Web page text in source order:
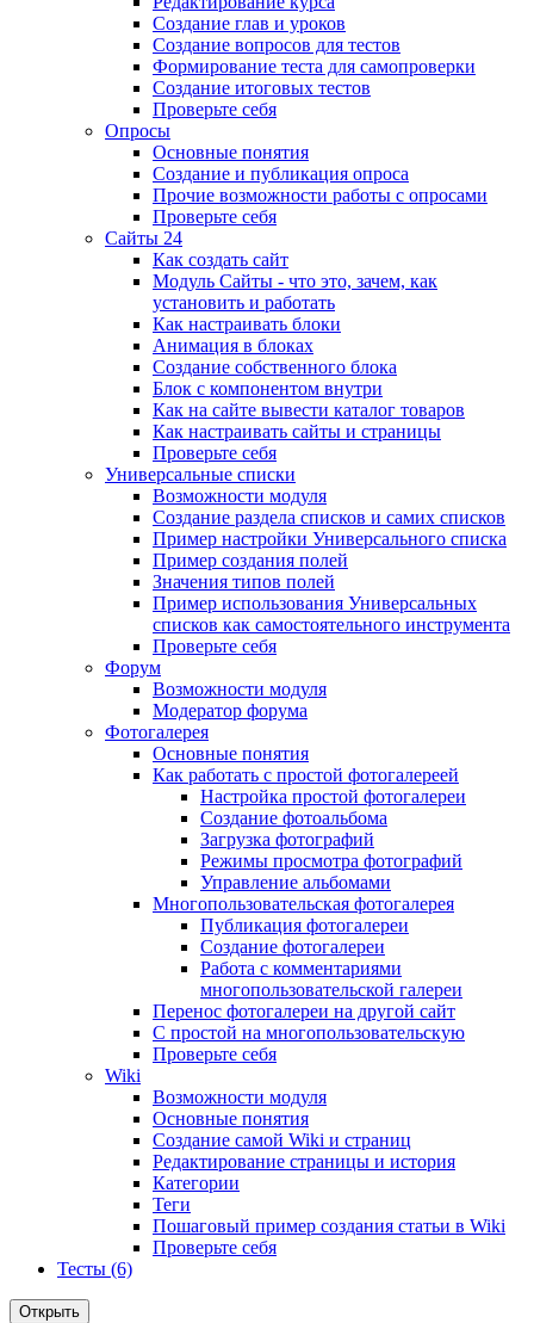
Создание глав и уроков
Создание вопросов для тестов
Формирование теста для самопроверки
Создание итоговых тестов
Проверьте себя
Опросы
Основные понятия
Создание и публикация опроса
Прочие возможности работы с опросами
Проверьте себя
Сайты 24
Как создать сайт
Модуль Сайты - что это, зачем, как
установить и работать
Как настраивать блоки
Анимация в блоках
Создание собственного блока
Блок с компонентом внутри
Как на сайте вывести каталог товаров
Как настраивать сайты и страницы
Проверьте себя
Универсальные списки
Возможности модуля
Создание раздела списков и самих списков
Пример настройки Универсального списка
Пример создания полей
Значения типов полей
Пример использования Универсальных
списков как самостоятельного инструмента
Проверьте себя
Форум
Возможности модуля
Модератор форума
Фотогалерея
Основные понятия
Как работать с простой фотогалереей
Настройка простой фотогалереи
Создание фотоальбома
Загрузка фотографий
Режимы просмотра фотографий
Управление альбомами
Многопользовательская фотогалерея
Публикация фотогалереи
Создание фотогалереи
Работа с комментариями
многопользовательской галереи
Перенос фотогалереи на другой сайт
С простой на многопользовательскую
Проверьте себя
Wiki
Возможности модуля
Основные понятия
Создание самой Wiki и страниц
Редактирование страницы и история
Категории
Теги
Пошаговый пример создания статьи в Wiki
Проверьте себя
Тесты (6)
Открыть